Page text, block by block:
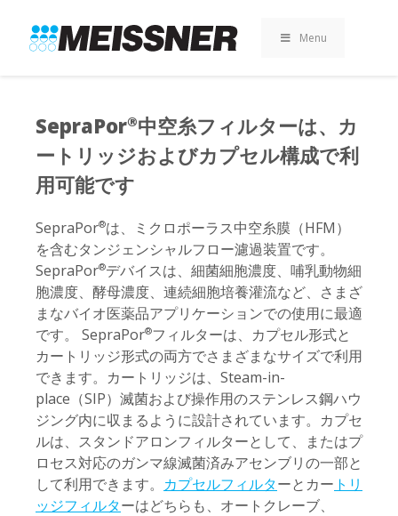
search
footer
Menu
SepraPor®中空糸フィルターは、カ
ートリッジおよびカプセル構成で利
用可能です
SepraPor®は、ミクロポーラス中空糸膜（HFM）
を含むタンジェンシャルフロー濾過装置です。
SepraPor®デバイスは、細菌細胞濃度、哺乳動物細
胞濃度、酵母濃度、連続細胞培養灌流など、さまざ
まなバイオ医薬品アプリケーションでの使用に最適
です。 SepraPor®フィルターは、カプセル形式と
カートリッジ形式の両方でさまざまなサイズで利用
できます。カートリッジは、Steam-in-
place（SIP）滅菌および操作用のステンレス鋼ハウ
ジング内に収まるように設計されています。カプセ
ルは、スタンドアロンフィルターとして、またはプ
ロセス対応のガンマ線滅菌済みアセンブリの一部と
して利用できます。 カプセルフィルターとカー トリ
ッジフィルターはどちらも、オートクレーブ、